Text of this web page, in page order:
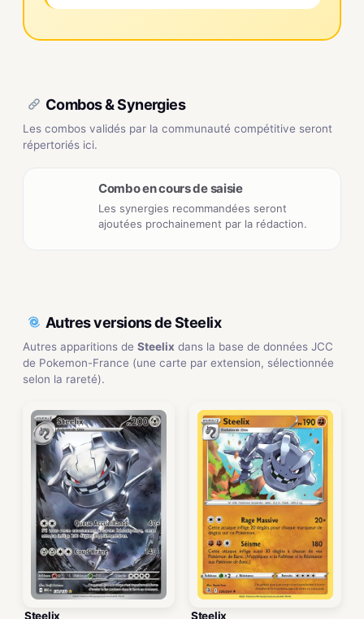
Combos & Synergies
Les combos validés par la communauté compétitive seront
répertoriés ici.
Combo en cours de saisie
Les synergies recommandées seront
ajoutées prochainement par la rédaction.
Autres versions de Steelix
Autres apparitions de Steelix dans la base de données JCC
de Pokemon-France (une carte par extension, sélectionnée
selon la rareté).
Steelix Steelix